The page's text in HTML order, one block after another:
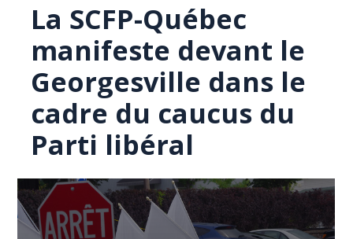
La SCFP-Québec
manifeste devant le
Georgesville dans le
cadre du caucus du
Parti libéral